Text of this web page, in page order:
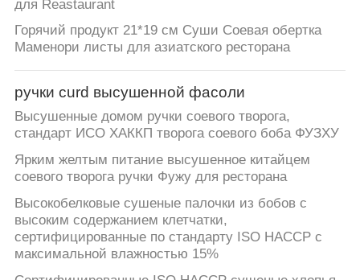
для Reastaurant
Горячий продукт 21*19 см Суши Соевая обертка
Маменори листы для азиатского ресторана
ручки curd высушенной фасоли
Высушенные домом ручки соевого творога,
стандарт ИСО ХАККП творога соевого боба ФУЗХУ
Ярким желтым питание высушенное китайцем
соевого творога ручки Фужу для ресторана
Высокобелковые сушеные палочки из бобов с
высоким содержанием клетчатки,
сертифицированные по стандарту ISO HACCP с
максимальной влажностью 15%